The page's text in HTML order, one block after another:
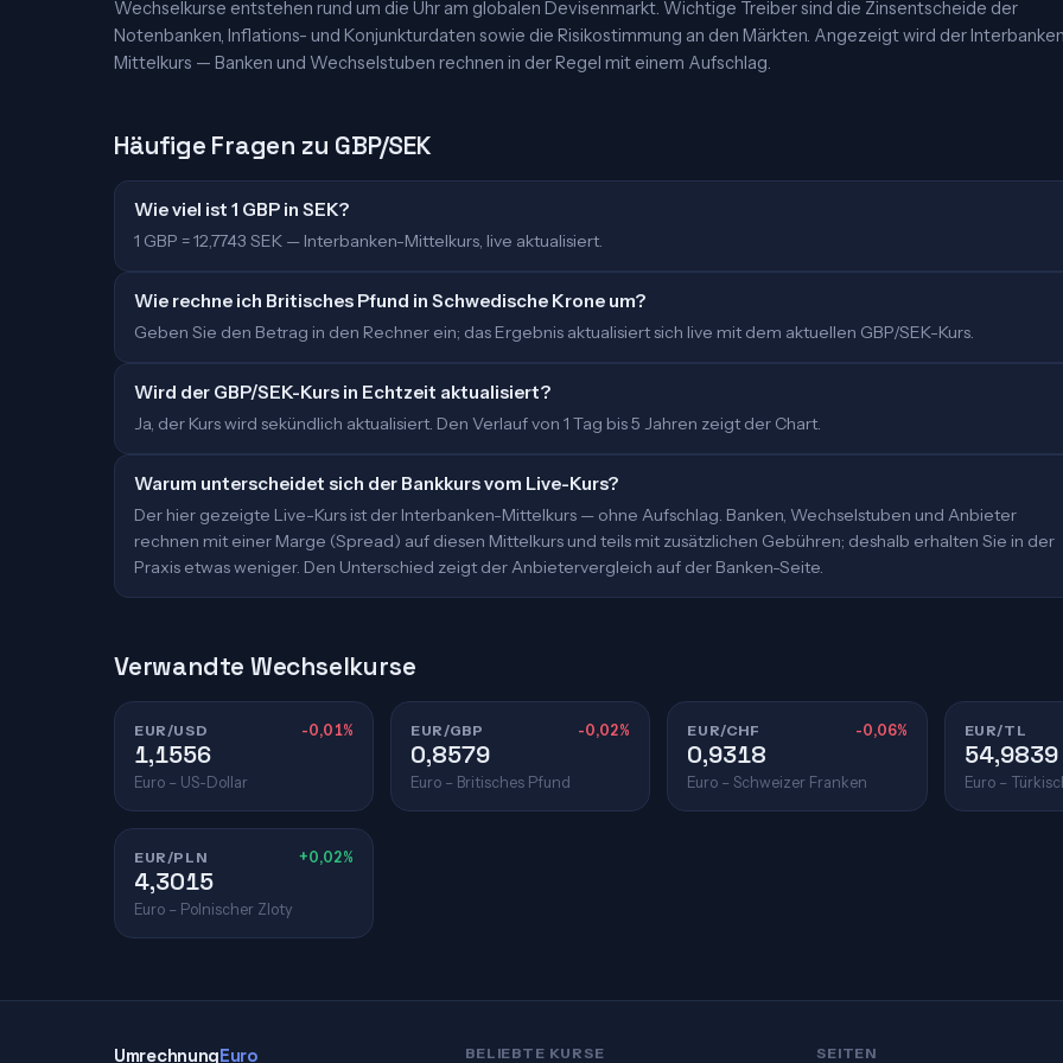
Wechselkurse entstehen rund um die Uhr am globalen Devisenmarkt. Wichtige Treiber sind die Zinsentscheide der
Notenbanken, Inflations- und Konjunkturdaten sowie die Risikostimmung an den Märkten. Angezeigt wird der
Mittelkurs — Banken und Wechselstuben rechnen in der Regel mit einem Aufschlag.
Häufige Fragen zu GBP/SEK
Wie viel ist 1 GBP in SEK?
1 GBP = 12,7743 SEK — Interbanken-Mittelkurs, live aktualisiert.
Wie rechne ich Britisches Pfund in Schwedische Krone um?
Geben Sie den Betrag in den Rechner ein; das Ergebnis aktualisiert sich live mit dem aktuellen GBP/SEK-Kurs.
Wird der GBP/SEK-Kurs in Echtzeit aktualisiert?
Ja, der Kurs wird sekündlich aktualisiert. Den Verlauf von 1 Tag bis 5 Jahren zeigt der Chart.
Warum unterscheidet sich der Bankkurs vom Live-Kurs?
Der hier gezeigte Live-Kurs ist der Interbanken-Mittelkurs — ohne Aufschlag. Banken, Wechselstuben und Anbieter
rechnen mit einer Marge (Spread) auf diesen Mittelkurs und teils mit zusätzlichen Gebühren; deshalb erhalten Sie in der
Praxis etwas weniger. Den Unterschied zeigt der Anbietervergleich auf der Banken-Seite.
Verwandte Wechselkurse
EUR/USD -0,01%
1,1556
Euro – US-Dollar
EUR/GBP -0,02%
0,8579
Euro – Britisches Pfund
EUR/CHF -0,06%
0,9318
Euro – Schweizer Franken
EUR/TL
54,9839
Euro –
EUR/PLN +0,02%
4,3015
Euro – Polnischer Zloty
UmrechnungEuro BELIEBTE KURSE SEITEN